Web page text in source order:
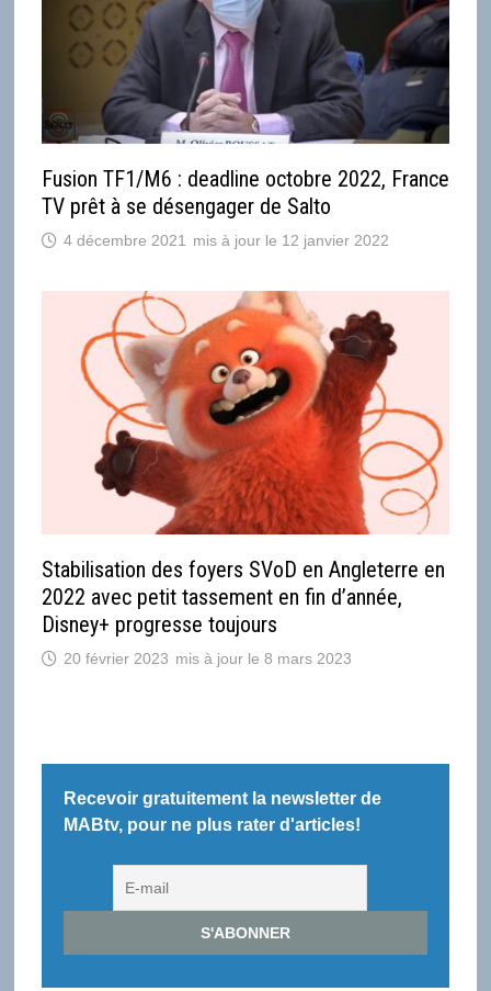
Fusion TF1/M6 : deadline octobre 2022, France
TV prêt à se désengager de Salto
4 décembre 2021 12 janvier 2022
Stabilisation des foyers SVoD en Angleterre en
2022 avec petit tassement en fin d’année,
Disney+ progresse toujours
20 février 2023 8 mars 2023
Recevoir gratuitement la newsletter de
MABtv, pour ne plus rater d'articles!